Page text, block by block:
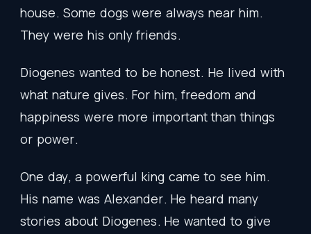
house. Some dogs were always near him.
They were his only friends.
Diogenes wanted to be honest. He lived with
what nature gives. For him, freedom and
happiness were more important than things
or power.
One day, a powerful king came to see him.
His name was Alexander. He heard many
stories about Diogenes. He wanted to give